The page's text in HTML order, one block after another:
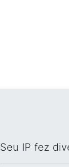
Seu IP fez